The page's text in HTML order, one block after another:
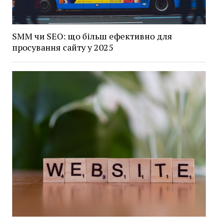
SMM чи SEO: що більш ефективно для
просування сайту у 2025